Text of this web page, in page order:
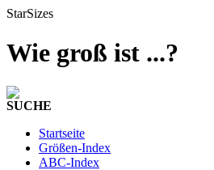
StarSizes
Wie groß ist ...?
SUCHE
Startseite
Größen-Index
ABC-Index